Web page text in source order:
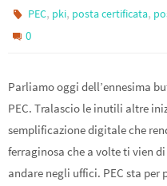
PEC, pki, posta certificata,
0
Parliamo oggi dell’ennesima
PEC. Tralascio le inutili altre
semplificazione digitale che
ferraginosa che a volte ti vien
andare negli uffici. PEC sta